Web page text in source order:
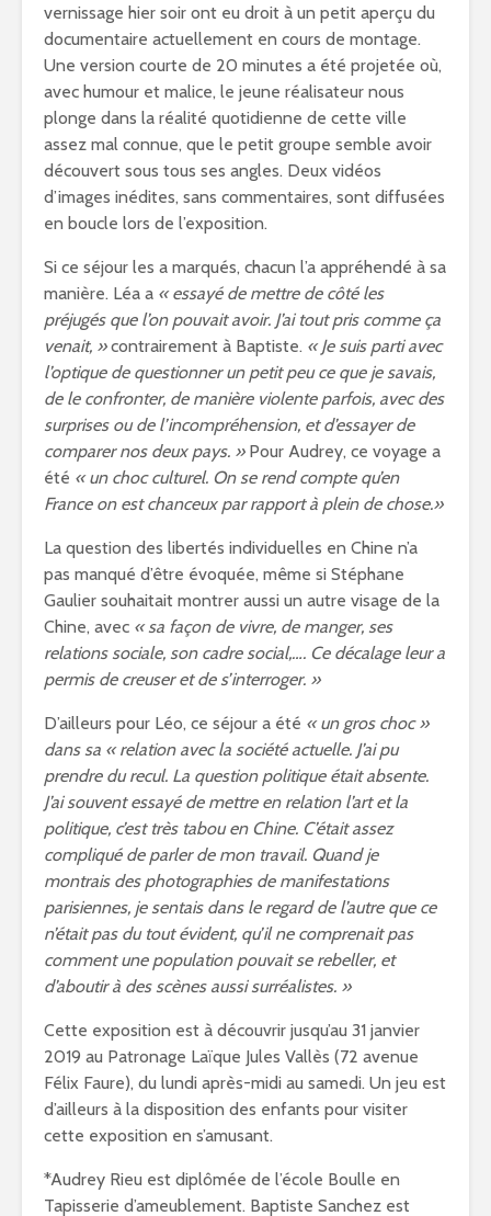
vernissage hier soir ont eu droit à un petit aperçu du
documentaire actuellement en cours de montage.
Une version courte de 20 minutes a été projetée où,
avec humour et malice, le jeune réalisateur nous
plonge dans la réalité quotidienne de cette ville
assez mal connue, que le petit groupe semble avoir
découvert sous tous ses angles. Deux vidéos
d’images inédites, sans commentaires, sont diffusées
en boucle lors de l’exposition.
Si ce séjour les a marqués, chacun l’a appréhendé à sa
manière. Léa a « essayé de mettre de côté les
préjugés que l’on pouvait avoir. J’ai tout pris comme ça
venait, »contrairement à Baptiste. « Je suis parti avec
l’optique de questionner un petit peu ce que je savais,
de le confronter, de manière violente parfois, avec des
surprises ou de l’incompréhension, et d’essayer de
comparer nos deux pays. »Pour Audrey, ce voyage a
été « un choc culturel. On se rend compte qu’en
France on est chanceux par rapport à plein de chose.»
La question des libertés individuelles en Chine n’a
pas manqué d’être évoquée, même si Stéphane
Gaulier souhaitait montrer aussi un autre visage de la
Chine, avec « sa façon de vivre, de manger, ses
relations sociale, son cadre social,…. Ce décalage leur a
permis de creuser et de s’interroger. »
D’ailleurs pour Léo, ce séjour a été « un gros choc »
dans sa « relation avec la société actuelle. J’ai pu
prendre du recul. La question politique était absente.
J’ai souvent essayé de mettre en relation l’art et la
politique, c’est très tabou en Chine. C’était assez
compliqué de parler de mon travail. Quand je
montrais des photographies de manifestations
parisiennes, je sentais dans le regard de l’autre que ce
n’était pas du tout évident, qu’il ne comprenait pas
comment une population pouvait se rebeller, et
d’aboutir à des scènes aussi surréalistes. »
Cette exposition est à découvrir jusqu’au 31 janvier
2019 au Patronage Laïque Jules Vallès (72 avenue
Félix Faure), du lundi après-midi au samedi. Un jeu est
d’ailleurs à la disposition des enfants pour visiter
cette exposition en s’amusant.
*Audrey Rieu est diplômée de l’école Boulle en
Tapisserie d’ameublement. Baptiste Sanchez est